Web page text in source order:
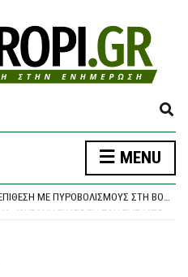
E
P
N
MENU
ΗΠΑ: ΠΟΛΎΝΕΚΡΗ ΕΠΊΘΕΣΗ ΜΕ ΠΥΡΟΒΟΛΙΣΜΟΎΣ ΣΤΗ ΒΌΡΕΙΑ ΚΑΡΟΛΊΝΑ
ΤΡΑΓΩΔΊΑ ΣΤΑ ΜΆΛΙΑ: 42ΧΡΟΝΗ ΈΧΑΣΕ ΤΗ ΖΩΉ ΤΗΣ ΜΠΡΟΣΤΆ ΣΤΑ ΑΝΉΛΙΚΑ ΠΑΙΔΙΆ ΤΗΣ